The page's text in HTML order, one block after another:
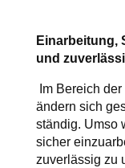
Einarbeitung,
und
Im Bereich
ändern sich
ständig. Umso
sicher
zuverlässig zu